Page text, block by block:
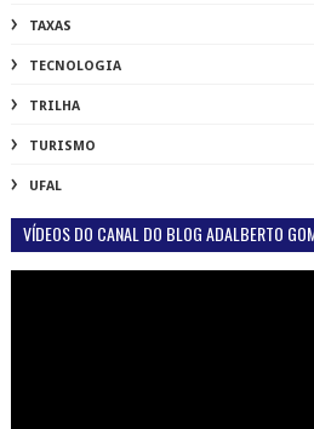
TAXAS
TECNOLOGIA
TRILHA
TURISMO
UFAL
VÍDEOS DO CANAL DO BLOG ADALBERTO